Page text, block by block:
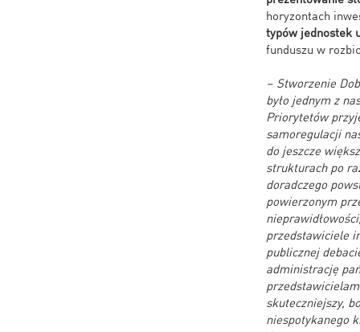
horyzontach
typów jednostek
funduszu w
– Stworzenie
było jednym z
Priorytetów
samoregulacji
do jeszcze
strukturach po
doradczego
powierzonym
przedstawiciele
publicznej
administrację
skuteczniejszy,
niespotykanego